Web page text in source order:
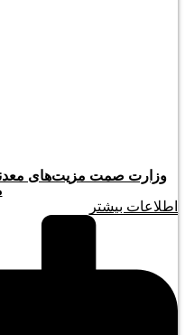
وزارت صمت مزیت‌های
اطلاعات بیشتر